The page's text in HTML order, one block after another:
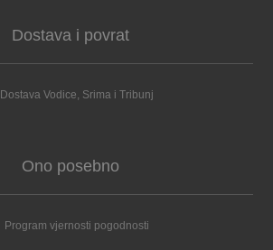
Dostava i povrat
Dostava Vodice, Srima i Tribunj
Ono posebno
Program vjernosti pogodnosti